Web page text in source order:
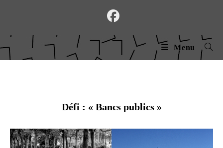
Menu
Défi : « Bancs publics »